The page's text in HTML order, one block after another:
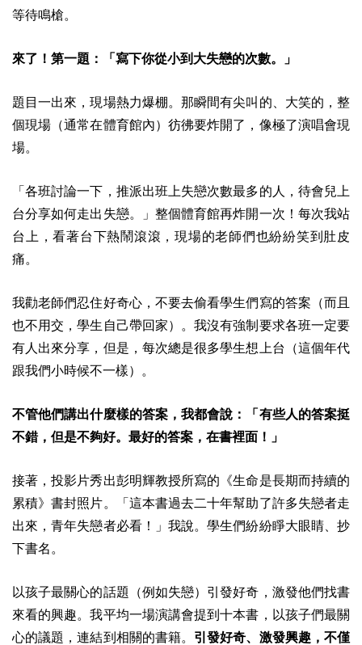
等待鳴槍。
來了！第一題：「寫下你從小到大失戀的次數。」
題目一出來，現場熱力爆棚。那瞬間有尖叫的、大笑的，整
個現場（通常在體育館內）彷彿要炸開了，像極了演唱會現
場。
「各班討論一下，推派出班上失戀次數最多的人，待會兒上
台分享如何走出失戀。」整個體育館再炸開一次！每次我站
台上，看著台下熱鬧滾滾，現場的老師們也紛紛笑到肚皮
痛。
我勸老師們忍住好奇心，不要去偷看學生們寫的答案（而且
也不用交，學生自己帶回家）。我沒有強制要求各班一定要
有人出來分享，但是，每次總是很多學生想上台（這個年代
跟我們小時候不一樣）。
不管他們講出什麼樣的答案，我都會說：「有些人的答案挺
不錯，但是不夠好。最好的答案，在書裡面！」
接著，投影片秀出彭明輝教授所寫的《生命是長期而持續的
累積》書封照片。「這本書過去二十年幫助了許多失戀者走
出來，青年失戀者必看！」我說。學生們紛紛睜大眼睛、抄
下書名。
以孩子最關心的話題（例如失戀）引發好奇，激發他們找書
來看的興趣。我平均一場演講會提到十本書，以孩子們最關
心的議題，連結到相關的書籍。 引發好奇、激發興趣，不僅